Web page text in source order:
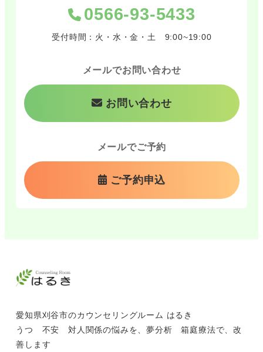
0566-93-5433
受付時間：火・水・金・土 9:00~19:00
メールでお問い合わせ
お問い合わせ
メールでご予約
ご予約申込
愛知県刈谷市のカウンセリングルーム はるき
うつ 不安 対人関係の悩みを、夢分析 箱庭療法で、改
善します